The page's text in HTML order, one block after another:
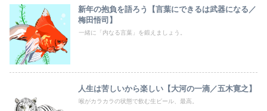
新年の抱負を語ろう【言葉にできるは武器になる／
梅田悟司】
一緒に「内なる言葉」を鍛えましょう。
人生は苦しいから楽しい【大河の一滴／五木寛之】
喉がカラカラの状態で飲む生ビール、最高。